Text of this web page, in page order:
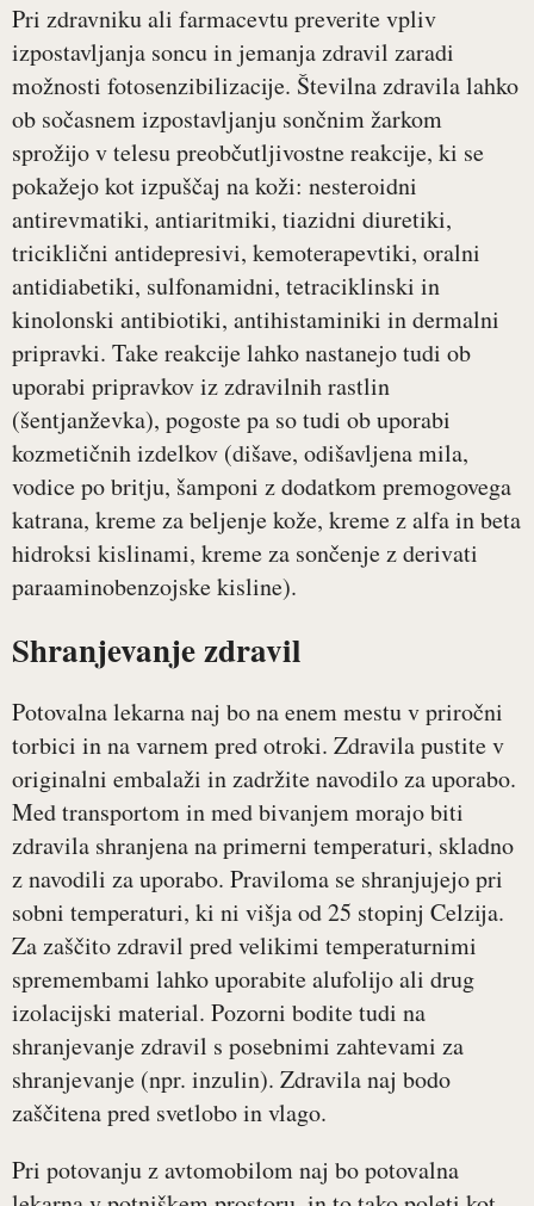
Pri zdravniku ali farmacevtu preverite vpliv
izpostavljanja soncu in jemanja zdravil zaradi
možnosti fotosenzibilizacije. Številna zdravila lahko
ob sočasnem izpostavljanju sončnim žarkom
sprožijo v telesu preobčutljivostne reakcije, ki se
pokažejo kot izpuščaj na koži: nesteroidni
antirevmatiki, antiaritmiki, tiazidni diuretiki,
triciklični antidepresivi, kemoterapevtiki, oralni
antidiabetiki, sulfonamidni, tetraciklinski in
kinolonski antibiotiki, antihistaminiki in dermalni
pripravki. Take reakcije lahko nastanejo tudi ob
uporabi pripravkov iz zdravilnih rastlin
(šentjanževka), pogoste pa so tudi ob uporabi
kozmetičnih izdelkov (dišave, odišavljena mila,
vodice po britju, šamponi z dodatkom premogovega
katrana, kreme za beljenje kože, kreme z alfa in beta
hidroksi kislinami, kreme za sončenje z derivati
paraaminobenzojske kisline).
Shranjevanje zdravil
Potovalna lekarna naj bo na enem mestu v priročni
torbici in na varnem pred otroki. Zdravila pustite v
originalni embalaži in zadržite navodilo za uporabo.
Med transportom in med bivanjem morajo biti
zdravila shranjena na primerni temperaturi, skladno
z navodili za uporabo. Praviloma se shranjujejo pri
sobni temperaturi, ki ni višja od 25 stopinj Celzija.
Za zaščito zdravil pred velikimi temperaturnimi
spremembami lahko uporabite alufolijo ali drug
izolacijski material. Pozorni bodite tudi na
shranjevanje zdravil s posebnimi zahtevami za
shranjevanje (npr. inzulin). Zdravila naj bodo
zaščitena pred svetlobo in vlago.
Pri potovanju z avtomobilom naj bo potovalna